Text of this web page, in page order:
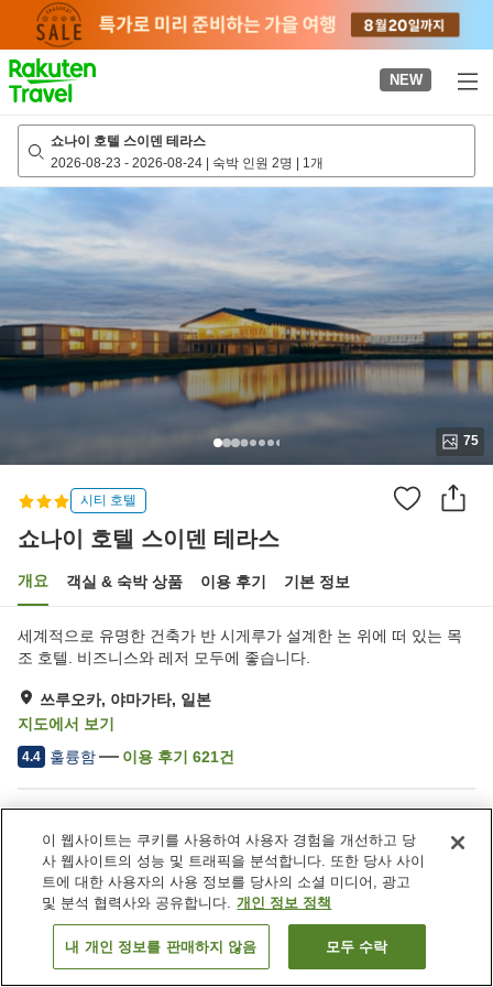
page
NEW
쇼나이 호텔 스이덴 테라스
2026-08-23 - 2026-08-24 | 숙박 인원 2명 | 1개
75
시티 호텔
쇼나이 호텔 스이덴 테라스
개요 객실 & 숙박 상품 이용 후기 기본 정보
세계적으로 유명한 건축가 반 시게루가 설계한 논 위에 떠 있는 목
조 호텔. 비즈니스와 레저 모두에 좋습니다.
쓰루오카, 야마가타, 일본
지도에서 보기
4.4 훌륭함 이용 후기 621건
주차장
사우나
피트니스 클럽 / 헬스장
레스토랑
객실 보기
이 웹사이트는 쿠키를 사용하여 사용자 경험을 개선하고 당
사 웹사이트의 성능 및 트래픽을 분석합니다. 또한 당사 사이
트에 대한 사용자의 사용 정보를 당사의 소셜 미디어, 광고
및 분석 협력사와 공유합니다. 개인 정보 정책
내 개인 정보를 판매하지 않음 모두 수락